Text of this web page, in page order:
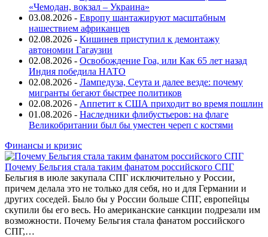
«Чемодан, вокзал – Украина»
03.08.2026 - Европу шантажируют масштабным
нашествием африканцев
02.08.2026 - Кишинев приступил к демонтажу
автономии Гагаузии
02.08.2026 - Освобождение Гоа, или Как 65 лет назад
Индия победила НАТО
02.08.2026 - Лампедуза, Сеута и далее везде: почему
мигранты бегают быстрее политиков
02.08.2026 - Аппетит к США приходит во время пошлин
01.08.2026 - Наследники флибустьеров: на флаге
Великобритании был бы уместен череп с костями
Финансы и кризис
Почему Бельгия стала таким фанатом российского СПГ
Бельгия в июле закупала СПГ исключительно у России,
причем делала это не только для себя, но и для Германии и
других соседей. Было бы у России больше СПГ, европейцы
скупили бы его весь. Но американские санкции подрезали им
возможности. Почему Бельгия стала фанатом российского
СПГ,…